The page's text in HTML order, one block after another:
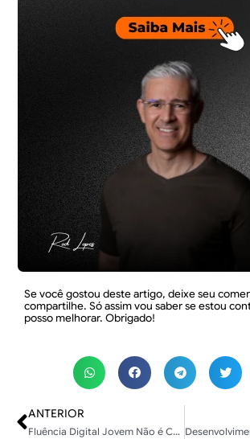
Se você gostou deste artigo, deixe seu
compartilhe. Só assim vou saber se estou
posso melhorar. Obrigado!
ANTERIOR
Fluência Digital Jovem Não é Competência: Desvende o Mito!